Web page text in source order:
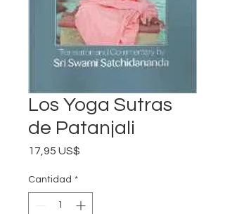
Los Yoga Sutras
de Patanjali
17,95 US$
Cantidad *